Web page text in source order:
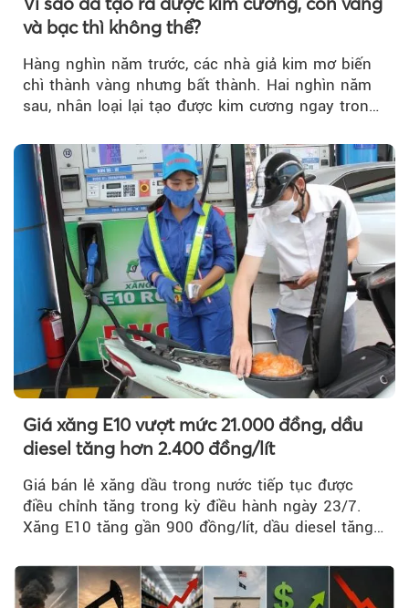
và bạc thì không thể?
Hàng nghìn năm trước, các nhà giả kim mơ biến
chì thành vàng nhưng bất thành. Hai nghìn năm
sau, nhân loại lại tạo được kim cương ngay trong
Giá xăng E10 vượt mức 21.000 đồng, dầu
diesel tăng hơn 2.400 đồng/lít
Giá bán lẻ xăng dầu trong nước tiếp tục được
điều chỉnh tăng trong kỳ điều hành ngày 23/7.
Xăng E10 tăng gần 900 đồng/lít, dầu diesel tăng